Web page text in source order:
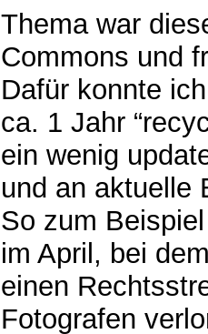
Thema war
Commons und
Dafür konnte
ca. 1 Jahr
ein wenig
und an aktuelle
So zum
im April, bei
einen
Fotografen